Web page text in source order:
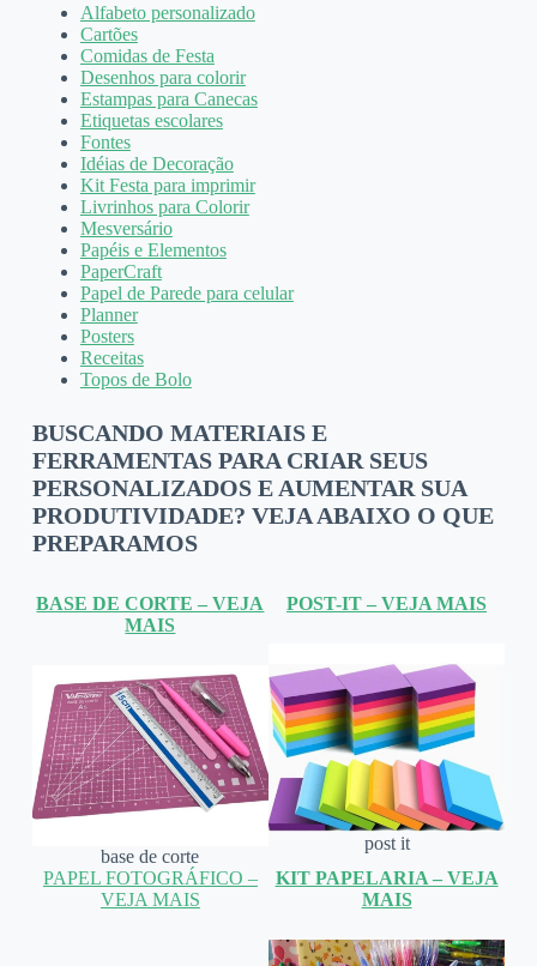
Alfabeto personalizado
Cartões
Comidas de Festa
Desenhos para colorir
Estampas para Canecas
Etiquetas escolares
Fontes
Idéias de Decoração
Kit Festa para imprimir
Livrinhos para Colorir
Mesversário
Papéis e Elementos
PaperCraft
Papel de Parede para celular
Planner
Posters
Receitas
Topos de Bolo
BUSCANDO MATERIAIS E
FERRAMENTAS PARA CRIAR SEUS
PERSONALIZADOS E AUMENTAR SUA
PRODUTIVIDADE? VEJA ABAIXO O QUE
PREPARAMOS
BASE DE CORTE – VEJA
MAIS
base de corte
POST-IT – VEJA MAIS
post it
PAPEL FOTOGRÁFICO –
VEJA MAIS
KIT PAPELARIA – VEJA
MAIS